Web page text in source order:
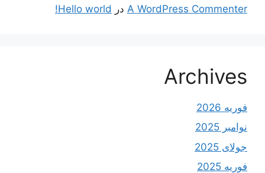
A WordPress Commenter در Hello world!
Archives
فوریه 2026
نوامبر 2025
جولای 2025
فوریه 2025